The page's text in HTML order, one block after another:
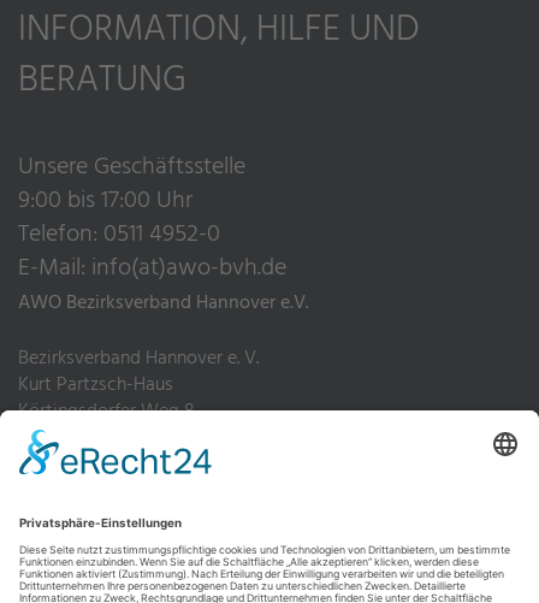
INFORMATION, HILFE UND
BERATUNG
Unsere Geschäftsstelle
9:00 bis 17:00 Uhr
Telefon: 0511 4952-0
E-Mail: info(at)awo-bvh.de
AWO Bezirksverband Hannover e.V.
Bezirksverband Hannover e. V.
Kurt Partzsch-Haus
Körtingsdorfer Weg 8
30455 Hannover
Fax: 0511 4952-200
Impressum